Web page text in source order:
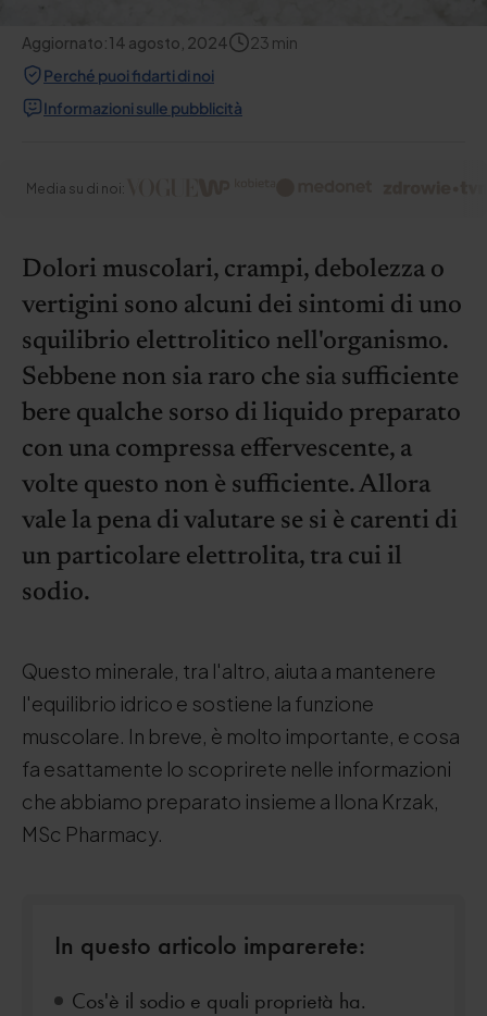
Aggiornato:14 agosto, 2024 23 min
Perché puoi fidarti di noi
Informazioni sulle pubblicità
Media su di noi:
Dolori muscolari, crampi, debolezza o
vertigini sono alcuni dei sintomi di uno
squilibrio elettrolitico nell'organismo.
Sebbene non sia raro che sia sufficiente
bere qualche sorso di liquido preparato
con una compressa effervescente, a
volte questo non è sufficiente. Allora
vale la pena di valutare se si è carenti di
un particolare elettrolita, tra cui il
sodio.
Questo minerale, tra l'altro, aiuta a mantenere
l'equilibrio idrico e sostiene la funzione
muscolare. In breve, è molto importante, e cosa
fa esattamente lo scoprirete nelle informazioni
che abbiamo preparato insieme a Ilona Krzak,
MSc Pharmacy.
In questo articolo imparerete:
Cos'è il sodio e quali proprietà ha.